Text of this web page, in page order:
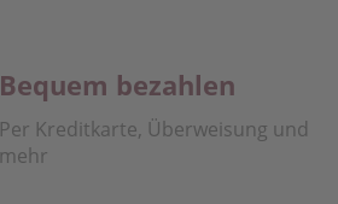
Bequem bezahlen
Per Kreditkarte, Überweisung und
mehr